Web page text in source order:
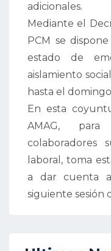
adicionales.
Mediante el
PCM se
estado de
aislamiento
hasta el
En esta
AMAG,
colaboradores
laboral, toma
a dar cuenta
siguiente sesión